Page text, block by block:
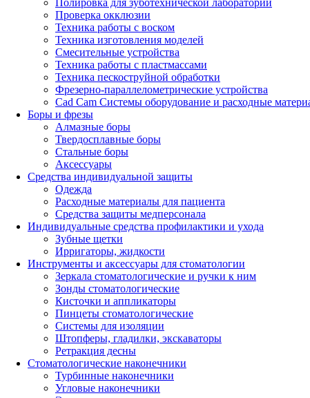
Проверка окклюзии
Техника работы с воском
Техника изготовления моделей
Смесительные устройства
Техника работы с пластмассами
Техника пескоструйной обработки
Фрезерно-параллелометрические устройства
Cad Cam Системы оборудование и расходные
Боры и фрезы
Алмазные боры
Твердосплавные боры
Стальные боры
Аксессуары
Средства индивидуальной защиты
Одежда
Расходные материалы для пациента
Средства защиты медперсонала
Индивидуальные средства профилактики и ухода
Зубные щетки
Ирригаторы, жидкости
Инструменты и аксессуары для стоматологии
Зеркала стоматологические и ручки к ним
Зонды стоматологические
Кисточки и аппликаторы
Пинцеты стоматологические
Системы для изоляции
Штопферы, гладилки, экскаваторы
Ретракция десны
Стоматологические наконечники
Турбинные наконечники
Угловые наконечники